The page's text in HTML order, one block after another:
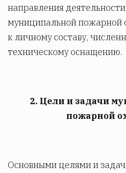
направления
муниципальной пожарной
к личному составу,
техническому оснащению.
2. Цели и задачи
пожарной
Основными целями и